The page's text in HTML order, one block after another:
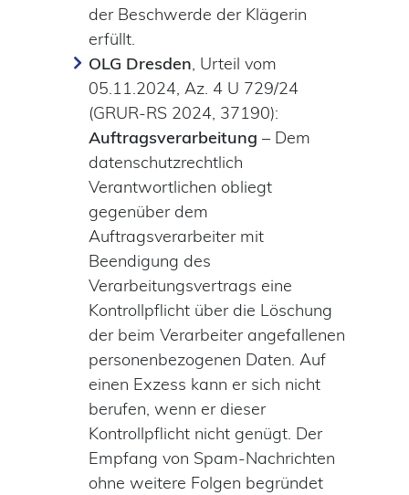
der Beschwerde der Klägerin
erfüllt.
OLG Dresden, Urteil vom
05.11.2024, Az. 4 U 729/24
(GRUR-RS 2024, 37190):
Auftragsverarbeitung – Dem
datenschutzrechtlich
Verantwortlichen obliegt
gegenüber dem
Auftragsverarbeiter mit
Beendigung des
Verarbeitungsvertrags eine
Kontrollpflicht über die Löschung
der beim Verarbeiter angefallenen
personenbezogenen Daten. Auf
einen Exzess kann er sich nicht
berufen, wenn er dieser
Kontrollpflicht nicht genügt. Der
Empfang von Spam-Nachrichten
ohne weitere Folgen begründet